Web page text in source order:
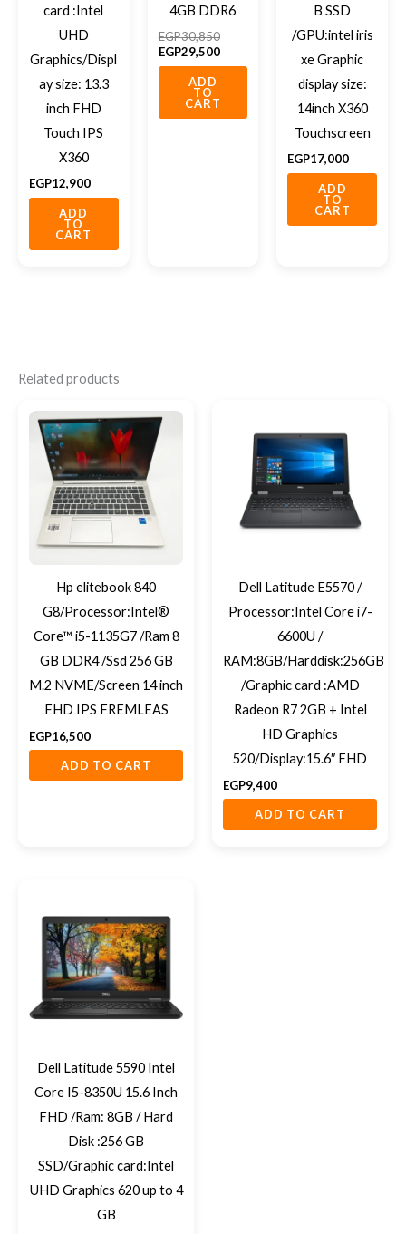
card :Intel
UHD
Graphics/Displ
ay size: 13.3
inch FHD
Touch IPS
X360
EGP12,900
ADD
TO
CART
4GB DDR6
EGP30,850
EGP29,500
ADD
TO
CART
B SSD
/GPU:intel iris
xe Graphic
display size:
14inch X360
Touchscreen
EGP17,000
ADD
TO
CART
Related products
Hp elitebook 840
G8/Processor:Intel®
Core™ i5-1135G7 /Ram 8
GB DDR4 /Ssd 256 GB
M.2 NVME/Screen 14 inch
FHD IPS FREMLEAS
EGP16,500
ADD TO CART
Dell Latitude E5570 /
Processor:Intel Core i7-
6600U /
RAM:8GB/Harddisk:256GB
/Graphic card :AMD
Radeon R7 2GB + Intel
HD Graphics
520/Display:15.6″ FHD
EGP9,400
ADD TO CART
Dell Latitude 5590 Intel
Core I5-8350U 15.6 Inch
FHD /Ram: 8GB / Hard
Disk :256 GB
SSD/Graphic card:Intel
UHD Graphics 620 up to 4
GB